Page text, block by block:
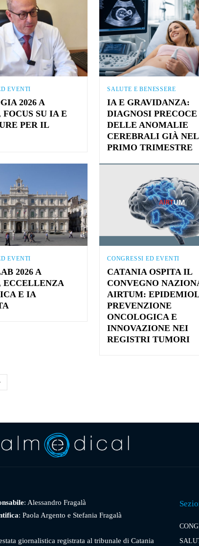
EVENTI
2026 A
SU IA E
PER IL
SALUTE E BENESSERE
IA E GRAVIDANZA:
DIAGNOSI PRECOCE
DELLE ANOMALIE
CEREBRALI GIÀ NEL
PRIMO TRIMESTRE
EVENTI
2026 A
ECCELLENZA
E IA
CONGRESSI ED EVENTI
CATANIA OSPITA IL
CONVEGNO
AIRTUM:
PREVENZIONE
ONCOLOGICA E
INNOVAZIONE NEI
REGISTRI TUMORI
: Alessandro Fragalà
: Paola Argento e Stefania Fragalà
giornalistica registrata al tribunale di Catania